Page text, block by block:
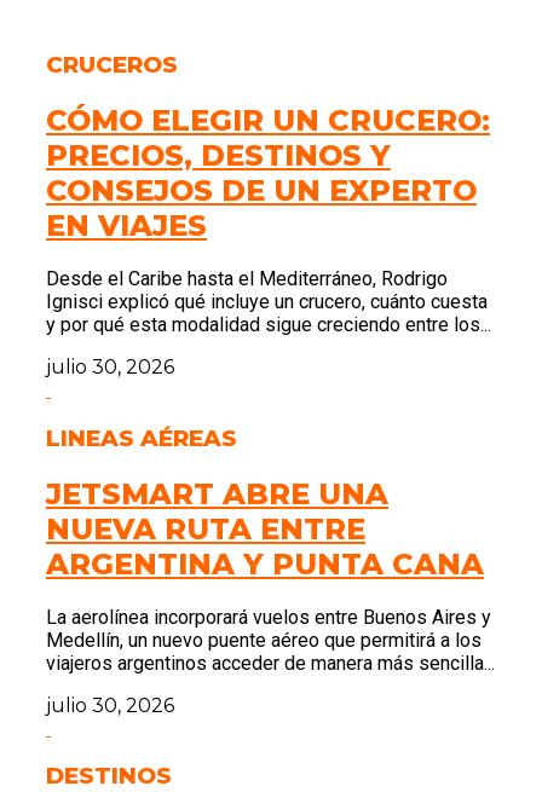
CRUCEROS
CÓMO ELEGIR UN CRUCERO:
PRECIOS, DESTINOS Y
CONSEJOS DE UN EXPERTO
EN VIAJES
Desde el Caribe hasta el Mediterráneo, Rodrigo
Ignisci explicó qué incluye un crucero, cuánto cuesta
y por qué esta modalidad sigue creciendo entre los...
julio 30, 2026
LINEAS AÉREAS
JETSMART ABRE UNA
NUEVA RUTA ENTRE
ARGENTINA Y PUNTA CANA
La aerolínea incorporará vuelos entre Buenos Aires y
Medellín, un nuevo puente aéreo que permitirá a los
viajeros argentinos acceder de manera más sencilla...
julio 30, 2026
DESTINOS